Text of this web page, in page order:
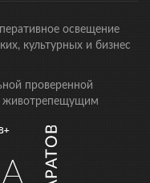
освещение
культурных и бизнес
проверенной
животрепещущим